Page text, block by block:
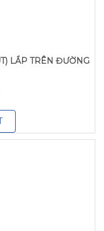
LẮP TRÊN ĐƯỜNG